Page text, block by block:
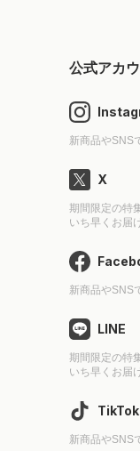
公式アカ
新商品やSNS
X
期間限定の特
いち早くお届
新商品やSNS
LINE
期間限定の特
いち早くお届
TikTok
新商品やSNS